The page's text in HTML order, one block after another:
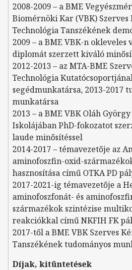
2008-2009 – a BME
Biomérnöki Kar (VBK) Szerves
Technológia Tanszékének
2009 – a BME VBK-n okleveles
diplomát szerzett kiváló
2012-2013 – az MTA-BME
Technológia
segédmunkatársa, 2013-2017
munkatársa
2013 – a BME VBK Oláh
Iskolájában PhD-fokozatot
laude minősítéssel
2014-2017 – témavezetője az
aminofoszfin-oxid-
hasznosítása című OTKA PD
2017-2021-ig témavezetője a
aminofoszfonát- és
származékok szintézise
reakciókkal című NKFIH FK
2017-től a BME VBK Szerves
Tanszékének tudományos
Díjak, kitüntetések